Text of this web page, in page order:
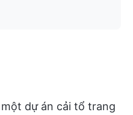
dự án cải tổ trang